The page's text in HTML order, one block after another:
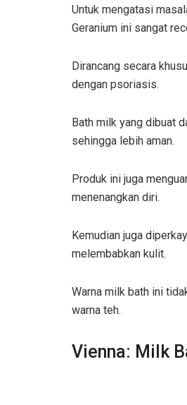
Untuk mengatasi
Geranium ini sangat
Dirancang secara
dengan psoriasis.
Bath milk yang dibuat
sehingga lebih aman.
Produk ini juga
menenangkan diri.
Kemudian juga
melembabkan kulit.
Warna milk bath ini
warna teh.
Vienna: Milk